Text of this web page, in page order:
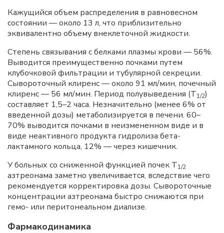
Кажущийся объем распределения в равновесном
состоянии — около 13 л, что приблизительно
эквивалентно объему внеклеточной жидкости.
Степень связывания с белками плазмы крови — 56%.
Выводится преимущественно почками путем
клубочковой фильтрации и тубулярной секреции.
Сывороточный клиренс — около 91 мл/мин, почечный
клиренс — 56 мл/мин. Период полувыведения (Т1/2)
составляет 1,5–2 часа. Незначительно (менее 6% от
введенной дозы) метаболизируется в печени. 60–
70% выводится почками в неизмененном виде и в
виде неактивного продукта гидролиза бета-
лактамного кольца, 12% — через кишечник.
У больных со сниженной функцией почек Т1/2
азтреонама заметно увеличивается, вследствие чего
рекомендуется корректировка дозы. Сывороточные
концентрации азтреонама быстро снижаются при
гемо- или перитонеальном диализе.
Фармакодинамика